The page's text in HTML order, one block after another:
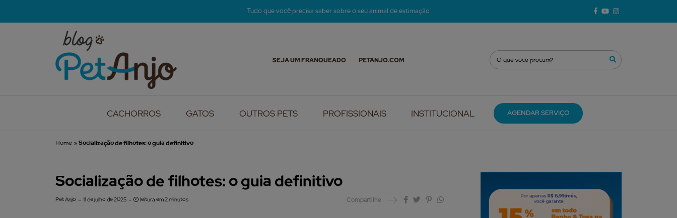
Tudo que você precisa saber sobre o seu animal de estimação
SEJA UM FRANQUEADO PETANJO.COM
CACHORROS GATOS OUTROS PETS PROFISSIONAIS INSTITUCIONAL AGENDAR SERVIÇO
Home »Socialização de filhotes: o guia definitivo
Socialização de filhotes: o guia definitivo
Pet Anjo 11 de julho de 2025 leitura em 2 minutos Compartilhe